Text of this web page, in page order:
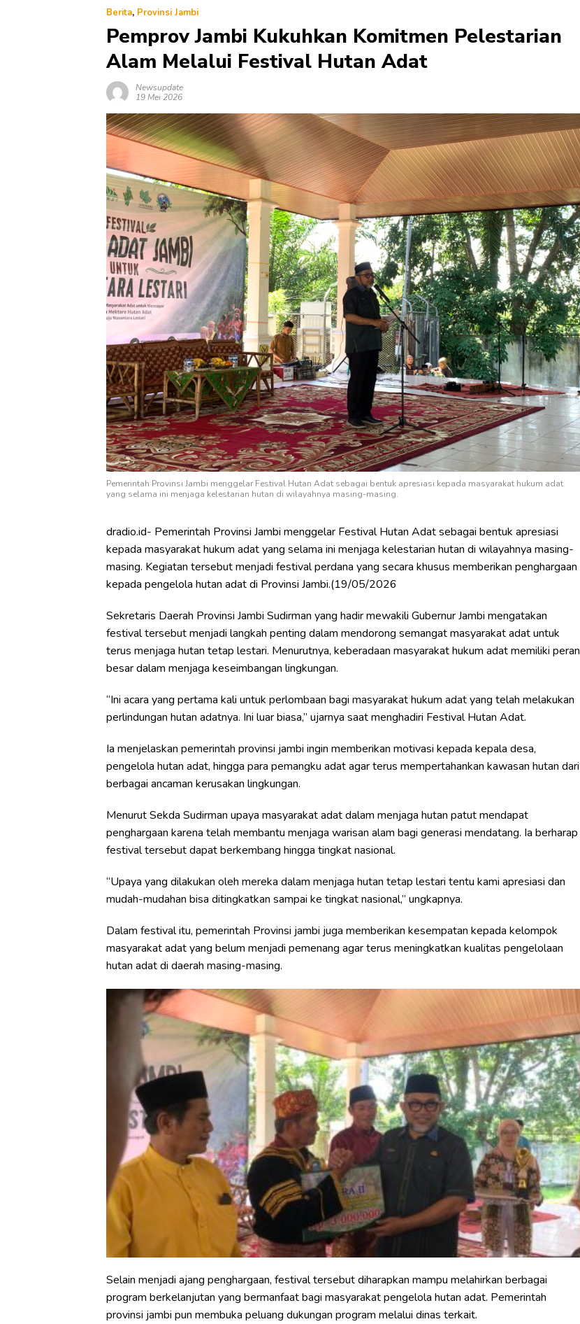
Berita, Provinsi Jambi
Pemprov Jambi Kukuhkan Komitmen Pelestarian
Alam Melalui Festival Hutan Adat
Newsupdate
19 Mei 2026
Pemerintah Provinsi Jambi menggelar Festival Hutan Adat sebagai bentuk apresiasi kepada masyarakat hukum adat
yang selama ini menjaga kelestarian hutan di wilayahnya masing-masing.
dradio.id- Pemerintah Provinsi Jambi menggelar Festival Hutan Adat sebagai bentuk apresiasi
kepada masyarakat hukum adat yang selama ini menjaga kelestarian hutan di wilayahnya masing-
masing. Kegiatan tersebut menjadi festival perdana yang secara khusus memberikan penghargaan
kepada pengelola hutan adat di Provinsi Jambi.(19/05/2026
Sekretaris Daerah Provinsi Jambi Sudirman yang hadir mewakili Gubernur Jambi mengatakan
festival tersebut menjadi langkah penting dalam mendorong semangat masyarakat adat untuk
terus menjaga hutan tetap lestari. Menurutnya, keberadaan masyarakat hukum adat memiliki peran
besar dalam menjaga keseimbangan lingkungan.
“Ini acara yang pertama kali untuk perlombaan bagi masyarakat hukum adat yang telah melakukan
perlindungan hutan adatnya. Ini luar biasa,” ujarnya saat menghadiri Festival Hutan Adat.
Ia menjelaskan pemerintah provinsi jambi ingin memberikan motivasi kepada kepala desa,
pengelola hutan adat, hingga para pemangku adat agar terus mempertahankan kawasan hutan dari
berbagai ancaman kerusakan lingkungan.
Menurut Sekda Sudirman upaya masyarakat adat dalam menjaga hutan patut mendapat
penghargaan karena telah membantu menjaga warisan alam bagi generasi mendatang. Ia berharap
festival tersebut dapat berkembang hingga tingkat nasional.
“Upaya yang dilakukan oleh mereka dalam menjaga hutan tetap lestari tentu kami apresiasi dan
mudah-mudahan bisa ditingkatkan sampai ke tingkat nasional,” ungkapnya.
Dalam festival itu, pemerintah Provinsi jambi juga memberikan kesempatan kepada kelompok
masyarakat adat yang belum menjadi pemenang agar terus meningkatkan kualitas pengelolaan
hutan adat di daerah masing-masing.
Selain menjadi ajang penghargaan, festival tersebut diharapkan mampu melahirkan berbagai
program berkelanjutan yang bermanfaat bagi masyarakat pengelola hutan adat. Pemerintah
provinsi jambi pun membuka peluang dukungan program melalui dinas terkait.